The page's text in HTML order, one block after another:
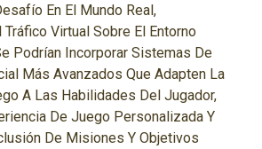
En El Mundo Real,
Virtual Sobre El Entorno
Podrían Incorporar Sistemas De
Más Avanzados Que Adapten La
A Las Habilidades Del Jugador,
De Juego Personalizada Y
De Misiones Y Objetivos